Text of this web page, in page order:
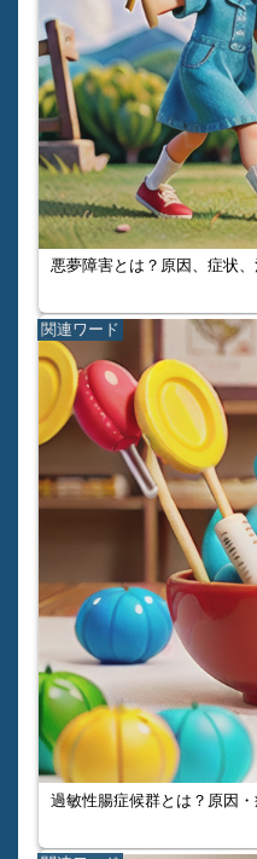
悪夢障害とは？原因、症状
関連ワード
過敏性腸症候群とは？原因